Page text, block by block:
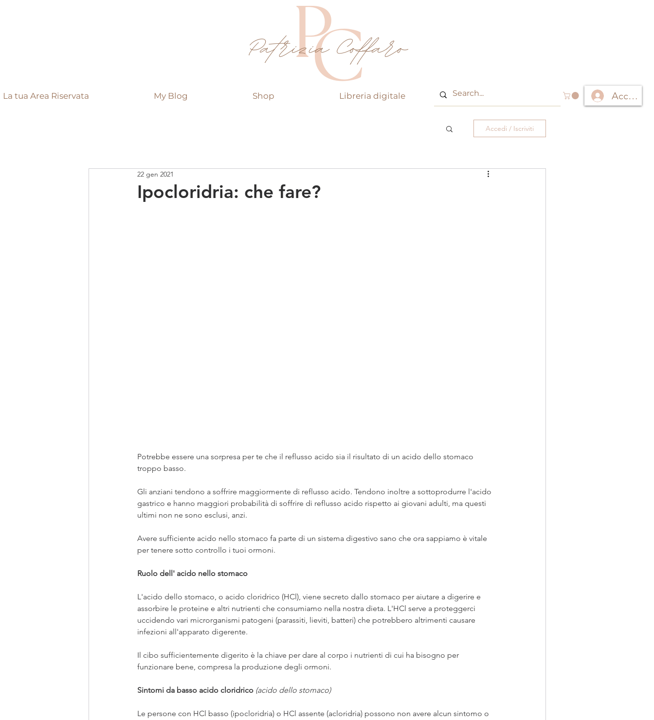
La tua Area Riservata My Blog Shop Libreria digitale Accedi
Accedi / Iscriviti
Ipocloridria: che fare?
22 gen 2021
Potrebbe essere una sorpresa per te che il reflusso acido sia il risultato di un acido dello stomaco
troppo basso.
Gli anziani tendono a soffrire maggiormente di reflusso acido. Tendono inoltre a sottoprodurre l'acido
gastrico e hanno maggiori probabilità di soffrire di reflusso acido rispetto ai giovani adulti, ma questi
ultimi non ne sono esclusi, anzi.
Avere sufficiente acido nello stomaco fa parte di un sistema digestivo sano che ora sappiamo è vitale
per tenere sotto controllo i tuoi ormoni.
Ruolo dell' acido nello stomaco
L'acido dello stomaco, o acido cloridrico (HCl), viene secreto dallo stomaco per aiutare a digerire e
assorbire le proteine ​​e altri nutrienti che consumiamo nella nostra dieta. L'HCl serve a proteggerci
uccidendo vari microrganismi patogeni (parassiti, lieviti, batteri) che potrebbero altrimenti causare
infezioni all'apparato digerente.
Il cibo sufficientemente digerito è la chiave per dare al corpo i nutrienti di cui ha bisogno per
funzionare bene, compresa la produzione degli ormoni.
Sintomi da basso acido cloridrico (acido dello stomaco)
Le persone con HCl basso (ipocloridria) o HCl assente (acloridria) possono non avere alcun sintomo o